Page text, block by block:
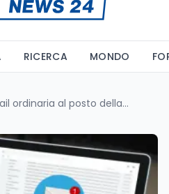
RICERCA MONDO
Mail ordinaria al posto della PEC: cambia l'onere della prova